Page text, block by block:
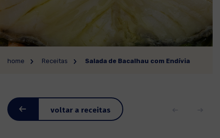
home Receitas Salada de Bacalhau com Endívia
voltar a receitas